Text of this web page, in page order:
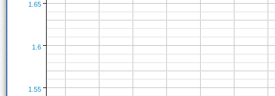
1.6
1.55
1.65